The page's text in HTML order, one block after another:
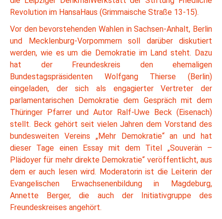
Revolution im HansaHaus (Grimmaische Straße 13-15).
Vor den bevorstehenden Wahlen in Sachsen-Anhalt, Berlin
und Mecklenburg-Vorpommern soll darüber diskutiert
werden, wie es um die Demokratie im Land steht. Dazu
hat der Freundeskreis den ehemaligen
Bundestagspräsidenten Wolfgang Thierse (Berlin)
eingeladen, der sich als engagierter Vertreter der
parlamentarischen Demokratie dem Gespräch mit dem
Thüringer Pfarrer und Autor Ralf-Uwe Beck (Eisenach)
stellt. Beck gehört seit vielen Jahren dem Vorstand des
bundesweiten Vereins „Mehr Demokratie“ an und hat
dieser Tage einen Essay mit dem Titel „Souverän –
Plädoyer für mehr direkte Demokratie“ veröffentlicht, aus
dem er auch lesen wird. Moderatorin ist die Leiterin der
Evangelischen Erwachsenenbildung in Magdeburg,
Annette Berger, die auch der Initiativgruppe des
Freundeskreises angehört.